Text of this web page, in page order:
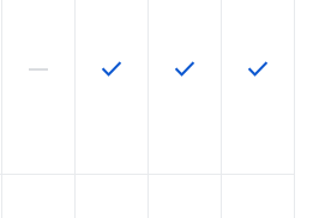
Артикул не підтримує цю
horizontal_rule Ця функція доступна
check Ця функція
check Ця
check